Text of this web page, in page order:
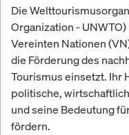
Die
Organization -
Vereinten Nationen
die Förderung des
Tourismus einsetzt. Ihr
politische,
und seine Bedeutung
fördern.